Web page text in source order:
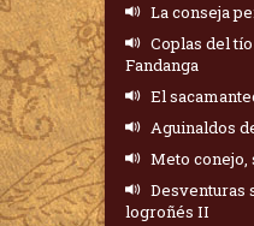
La conseja
Coplas del
Fandanga
El
Aguinaldos
Meto conejo,
Desventuras
logroñés II